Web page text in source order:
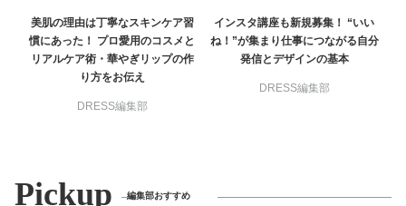
美肌の理由は丁寧なスキンケア習
慣にあった！ プロ愛用のコスメと
リアルケア術・華やぎリップの作
り方をお伝え
DRESS編集部
インスタ講座も新規募集！ “いい
ね！”が集まり仕事につながる自分
発信とデザインの基本
DRESS編集部
Pickup 編集部おすすめ